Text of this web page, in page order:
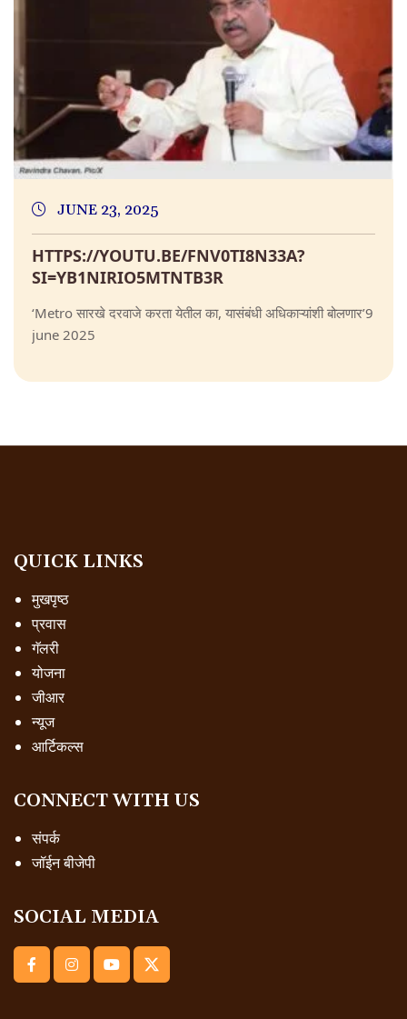
JUNE 23, 2025
HTTPS://YOUTU.BE/FNV0TI8N33A?
SI=YB1NIRIO5MTNTB3R
‘Metro सारखे दरवाजे करता येतील का, यासंबंधी अधिकाऱ्यांशी बोलणार’9
june 2025
QUICK LINKS
मुखपृष्ठ
प्रवास
गॅलरी
योजना
जीआर
न्यूज
आर्टिकल्स
CONNECT WITH US
संपर्क
जॉईन बीजेपी
SOCIAL MEDIA